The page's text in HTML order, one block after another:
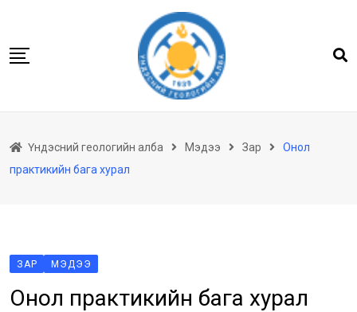
content
Бидний тухай
Хууль тогтоомж
Үйлчилгээ
Үндэсний геологийн алба Мэдээ Зар
Онол
практикийн бага хурал
ЗАР МЭДЭЭ
Онол практикийн бага хурал